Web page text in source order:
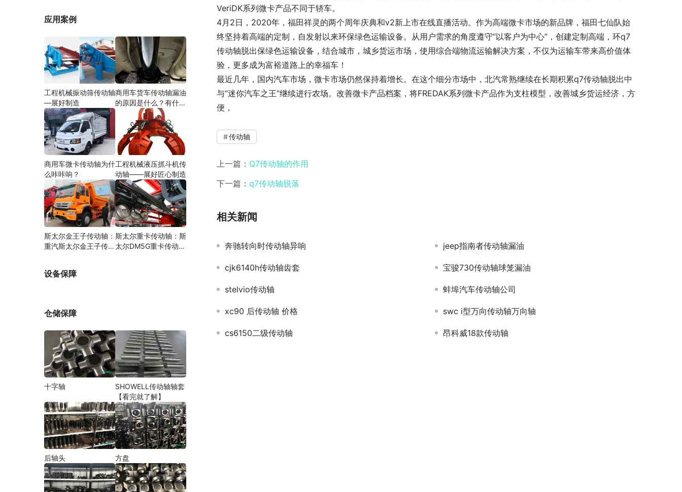
VeriDK系列微卡产品不同于轿车。
4月2日，2020年，福田祥灵的两个周年庆典和v2新上市在线直播活动。作为高端微卡市场的新品牌，福田七仙队始
终坚持着高端的定制，自发射以来环保绿色运输设备。从用户需求的角度遵守“以客户为中心”，创建定制高端，环q7
传动轴脱出保绿色运输设备，结合城市，城乡货运市场，使用综合端物流运输解决方案，不仅为运输车带来高价值体
验，更多成为富裕道路上的幸福车！
最近几年，国内汽车市场，微卡市场仍然保持着增长。在这个细分市场中，北汽常熟继续在长期积累q7传动轴脱出中
与“迷你汽车之王”继续进行农场。改善微卡产品档案，将FREDAK系列微卡产品作为支柱模型，改善城乡货运经济，方
便，
传动轴
上一篇： Q7传动轴的作用
下一篇： q7传动轴脱落
相关新闻
奔驰转向时传动轴异响 jeep指南者传动轴漏油
cjk6140h传动轴齿套 宝骏730传动轴球笼漏油
stelvio传动轴 蚌埠汽车传动轴公司
xc90 后传动轴 价格 swc i型万向传动轴万向轴
cs6150二级传动轴 昂科威18款传动轴
应用案例
工程机械振动筛传动轴
—展好制造
商用车货车传动轴漏油
的原因是什么？有什么
商用车微卡传动轴为什
么咔咔响？
工程机械液压抓斗机传
动轴——展好匠心制造
斯太尔金王子传动轴：
重汽斯太尔金王子传动
斯太尔重卡传动轴：斯
太尔DM5G重卡传动轴
设备保障
仓储保障
十字轴
SHOWELL传动轴轴套
【看完就了解】
后轴头 方盘